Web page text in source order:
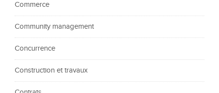
Commerce
Community management
Concurrence
Construction et travaux